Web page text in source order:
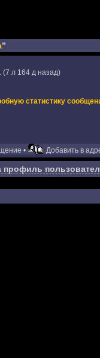
”
(7 л 164 д назад)
статистику
• Добавить в
профиль